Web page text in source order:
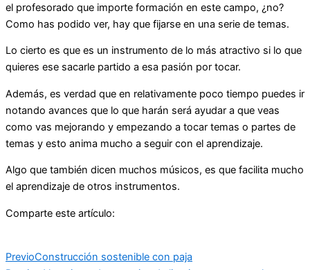
el profesorado que importe formación en este campo, ¿no?
Como has podido ver, hay que fijarse en una serie de temas.
Lo cierto es que es un instrumento de lo más atractivo si lo que
quieres ese sacarle partido a esa pasión por tocar.
Además, es verdad que en relativamente poco tiempo puedes ir
notando avances que lo que harán será ayudar a que veas
como vas mejorando y empezando a tocar temas o partes de
temas y esto anima mucho a seguir con el aprendizaje.
Algo que también dicen muchos músicos, es que facilita mucho
el aprendizaje de otros instrumentos.
Comparte este artículo:
PrevioConstrucción sostenible con paja